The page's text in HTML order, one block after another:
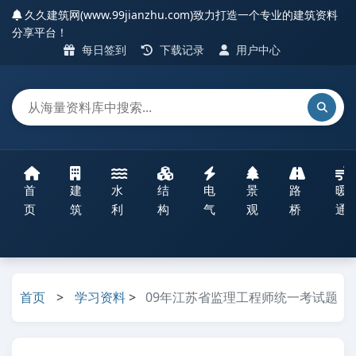
久久建筑网(www.99jianzhu.com)致力打造一个专业的建筑资料
分享平台！
每日签到
下载记录 用户中心
首
页
建
筑
水
利
结
构
电
气
景
观
路
桥
暖
通
首页 > 学习资料> 09年江苏省监理工程师统一考试题